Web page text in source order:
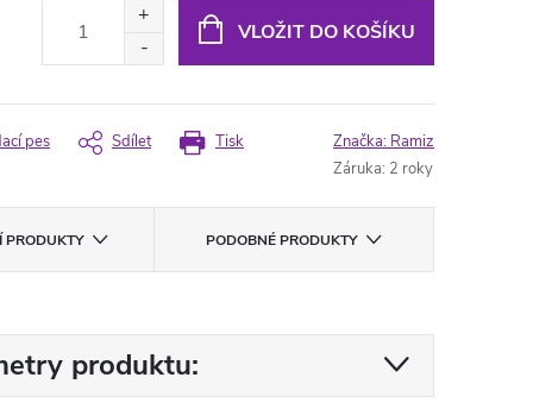
VLOŽIT DO KOŠÍKU
Tisk
pes Sdílet Značka: Ramiz
Záruka: 2 roky
PRODUKTY PODOBNÉ PRODUKTY
produktu: